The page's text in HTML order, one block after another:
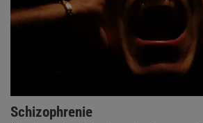
Schizophrenie